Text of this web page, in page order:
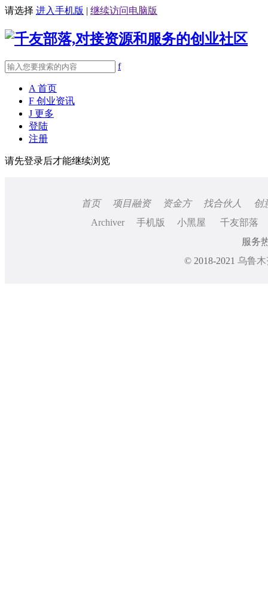
请选择 进入手机版 | 继续访问电脑版
f
A 首页
F 创业资讯
J 更多
登陆
注册
请先登录后才能继续浏览
首页 项目融资 资金方 找合伙人
创
Archiver
手机版 小黑屋
千友部落
服务
© 2018-2021 乌鲁